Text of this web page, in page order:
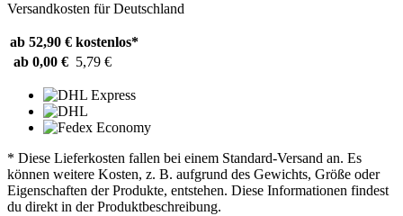
Versandkosten für Deutschland
ab 52,90 € kostenlos*
ab 0,00 € 5,79 €
* Diese Lieferkosten fallen bei einem Standard-Versand an. Es
können weitere Kosten, z. B. aufgrund des Gewichts, Größe oder
Eigenschaften der Produkte, entstehen. Diese Informationen findest
du direkt in der Produktbeschreibung.